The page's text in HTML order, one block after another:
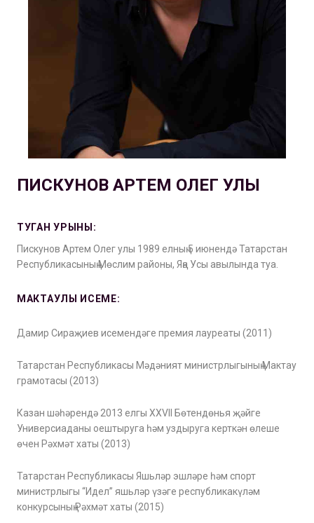
ПИСКУНОВ АРТЕМ ОЛЕГ УЛЫ
ТУГАН УРЫНЫ:
Пискунов Артем Олег улы 1989 елның 5 июнендә Татарстан
Республикасының Мөслим районы, Яңа Усы авылында туа.
МАКТАУЛЫ ИСЕМЕ:
Дамир Сираҗиев исемендәге премия лауреаты (2011)
Татарстан Республикасы Мәдәният министрлыгының Мактау
грамотасы (2013)
Казан шәһәрендә 2013 елгы XXVII Бөтендөнья җәйге
Универсиаданы оештыруга һәм уздыруга керткән өлеше
өчен Рәхмәт хаты (2013)
Татарстан Республикасы Яшьләр эшләре һәм спорт
министрлыгы “Идел” яшьләр үзәге республикакүләм
конкурсының Рәхмәт хаты (2015)